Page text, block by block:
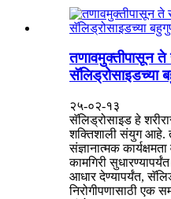
तणावमुक्तीपासून ते
सॅलिड्रोसाइडच्या
२५-०२-१३
सॅलिड्रोसाइड हे
शक्तिशाली संयुग आहे.
संज्ञानात्मक
कामगिरी
आधार देण्यापर्यंत,
निरोगीपणासाठी एक